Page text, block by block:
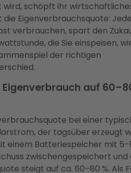
schöpft ihr
Eigenverbrauchsquote:
verbrauchen, spart den
die Sie einspeisen,
der richtigen
auf
bei einer
der tagsüber erzeugt
einem Batteriespeicher mit
zwischengespeichert und
steigt auf ca. 60–80 %. Als